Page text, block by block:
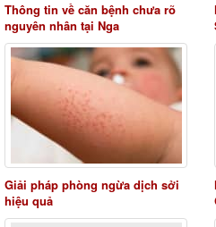
Thông tin về căn bệnh chưa rõ
nguyên nhân tại Nga
Giải pháp phòng ngừa dịch sởi
hiệu quả